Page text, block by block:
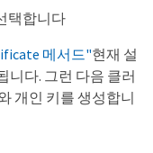
택합니다
메서드"현재 설
니다. 그런 다음 클러
개인 키를 생성합니